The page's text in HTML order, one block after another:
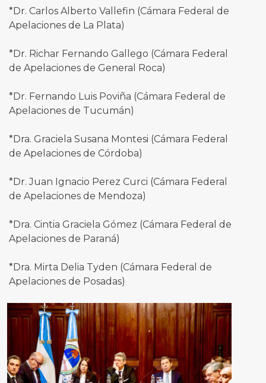
*Dr. Carlos Alberto Vallefin (Cámara Federal de
Apelaciones de La Plata)
*Dr. Richar Fernando Gallego (Cámara Federal
de Apelaciones de General Roca)
*Dr. Fernando Luis Poviña (Cámara Federal de
Apelaciones de Tucumán)
*Dra. Graciela Susana Montesi (Cámara Federal
de Apelaciones de Córdoba)
*Dr. Juan Ignacio Perez Curci (Cámara Federal
de Apelaciones de Mendoza)
*Dra. Cintia Graciela Gómez (Cámara Federal de
Apelaciones de Paraná)
*Dra. Mirta Delia Tyden (Cámara Federal de
Apelaciones de Posadas)